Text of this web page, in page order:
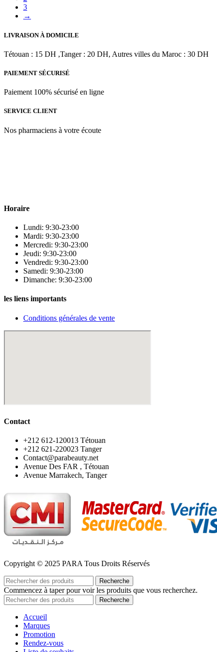
3
→
LIVRAISON À DOMICILE
Tétouan : 15 DH ,Tanger : 20 DH, Autres villes du Maroc : 30 DH
PAIEMENT SÉCURISÉ
Paiement 100% sécurisé en ligne
SERVICE CLIENT
Nos pharmaciens à votre écoute
Horaire
Lundi: 9:30-23:00
Mardi: 9:30-23:00
Mercredi: 9:30-23:00
Jeudi: 9:30-23:00
Vendredi: 9:30-23:00
Samedi: 9:30-23:00
Dimanche: 9:30-23:00
les liens importants
Conditions générales de vente
Contact
‪+212 612-120013 Tétouan
‪+212 621-220023 Tanger
Contact@parabeauty.net
Avenue Des FAR , Tétouan
Avenue Marrakech, Tanger
Copyright © 2025 PARA Tous Droits Réservés
Recherche
Commencez à taper pour voir les produits que vous recherchez.
Recherche
Accueil
Marques
Promotion
Rendez-vous